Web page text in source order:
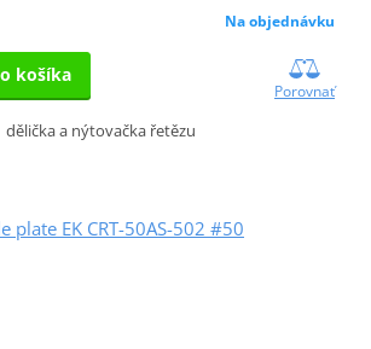
Na objednávku
košíka
Porovnať
dělička a nýtovačka řetězu
plate EK CRT-50AS-502 #50